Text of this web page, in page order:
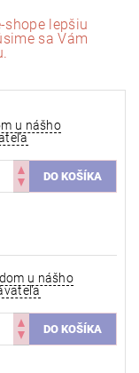
shope lepšiu
sa Vám
u nášho
u nášho